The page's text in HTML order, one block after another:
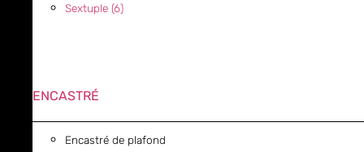
Sextuple (6)
ENCASTRÉ
Encastré de plafond